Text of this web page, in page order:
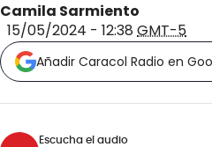
Camila Sarmiento
15/05/2024 - 12:38 GMT-5
Añadir Caracol Radio en
Escucha el audio